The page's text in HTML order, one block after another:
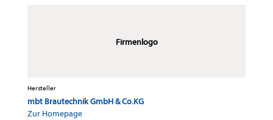
Firmenlogo
Hersteller
mbt Brautechnik GmbH & Co.KG
Zur Homepage